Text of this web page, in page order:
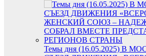
Темы дня (16.05.2025) В